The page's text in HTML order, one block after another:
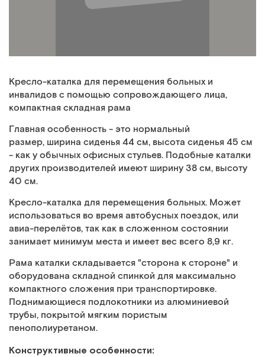
Кресло-каталка для перемещения больных и
инвалидов с помощью сопровождающего лица,
компактная складная рама
Главная особенность - это нормальный
размер, ширина сиденья 44 см, высота сиденья 45 см
- как у обычных офисных стульев. Подобные каталки
других производителей имеют ширину 38 см, высоту
40 см.
Кресло-каталка для перемещения больных. Может
использоваться во время автобусных поездок, или
авиа-перелётов, так как в сложенном состоянии
занимает минимум места и имеет вес всего 8,9 кг.
Рама каталки складывается "сторона к cтороне" и
оборудована складной спинкой для максимально
компактного сложения при транспортировке.
Поднимающиеся подлокотники из алюминиевой
трубы, покрытой мягким пористым
пенополиуретаном.
Конструктивные особенности: